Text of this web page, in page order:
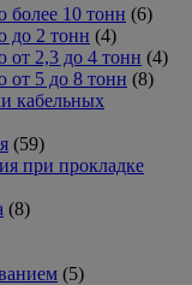
более 10 тонн 66
до 2 тонн 44
товара
от 2,3 до 4 тонн 44
от 5 до 8 тонн 88
кабельных
5959
товаров
при прокладке
88
55